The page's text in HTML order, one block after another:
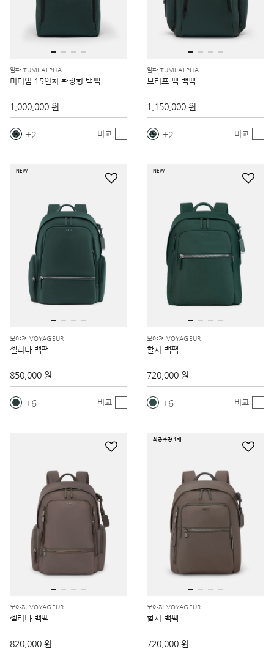
알파 TUMI ALPHA
미디엄 15인치 확장형 백팩
1,000,000 원
2 비교
알파 TUMI ALPHA
브리프 팩 백팩
1,150,000 원
2 비교
NEW
보야져 VOYAGEUR
셀리나 백팩
850,000 원
6 비교
NEW
보야져 VOYAGEUR
할시 백팩
720,000 원
6 비교
보야져 VOYAGEUR
셀리나 백팩
820,000 원
최종수량 1개
보야져 VOYAGEUR
할시 백팩
720,000 원